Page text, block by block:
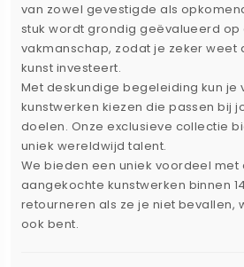
van zowel gevestigde als
stuk wordt grondig geëvalueerd op
vakmanschap, zodat je zeker weet
kunst investeert.
Met deskundige begeleiding kun je
kunstwerken kiezen die passen bij
doelen. Onze exclusieve collectie
uniek wereldwijd talent.
We bieden een uniek voordeel met
aangekochte kunstwerken binnen
retourneren als ze je niet bevallen,
ook bent.